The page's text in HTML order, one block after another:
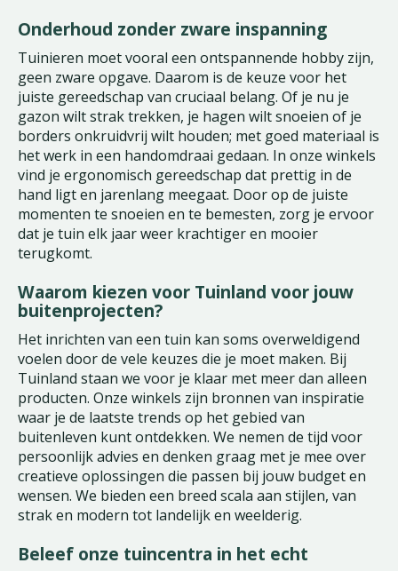
Onderhoud zonder zware inspanning
Tuinieren moet vooral een ontspannende hobby zijn,
geen zware opgave. Daarom is de keuze voor het
juiste gereedschap van cruciaal belang. Of je nu je
gazon wilt strak trekken, je hagen wilt snoeien of je
borders onkruidvrij wilt houden; met goed materiaal is
het werk in een handomdraai gedaan. In onze winkels
vind je ergonomisch gereedschap dat prettig in de
hand ligt en jarenlang meegaat. Door op de juiste
momenten te snoeien en te bemesten, zorg je ervoor
dat je tuin elk jaar weer krachtiger en mooier
terugkomt.
Waarom kiezen voor Tuinland voor jouw
buitenprojecten?
Het inrichten van een tuin kan soms overweldigend
voelen door de vele keuzes die je moet maken. Bij
Tuinland staan we voor je klaar met meer dan alleen
producten. Onze winkels zijn bronnen van inspiratie
waar je de laatste trends op het gebied van
buitenleven kunt ontdekken. We nemen de tijd voor
persoonlijk advies en denken graag met je mee over
creatieve oplossingen die passen bij jouw budget en
wensen. We bieden een breed scala aan stijlen, van
strak en modern tot landelijk en weelderig.
Beleef onze tuincentra in het echt